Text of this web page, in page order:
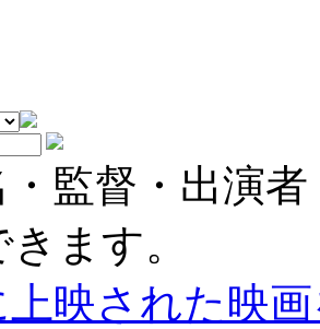
監督・出演
ます。
上映された映